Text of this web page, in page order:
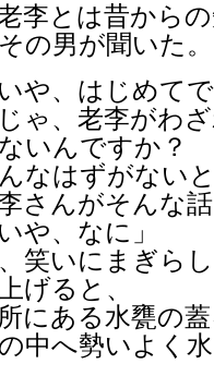
老李とは昔から
の男が聞いた。
いや、はじめて
じゃ、老李がわ
いんですか？
なはずがない
李さんがそんな
いや、なに」
笑いにまぎら
げると、
にある水甕の
中へ勢いよく